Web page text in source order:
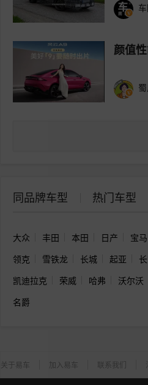
颜值
同品牌车型 热门车型
大众 丰田 本田 日产 宝马
领克
雪铁龙 长城 起亚
凯迪拉克
荣威 哈弗 沃尔沃
名爵
关于易车 加入易车 联系我们